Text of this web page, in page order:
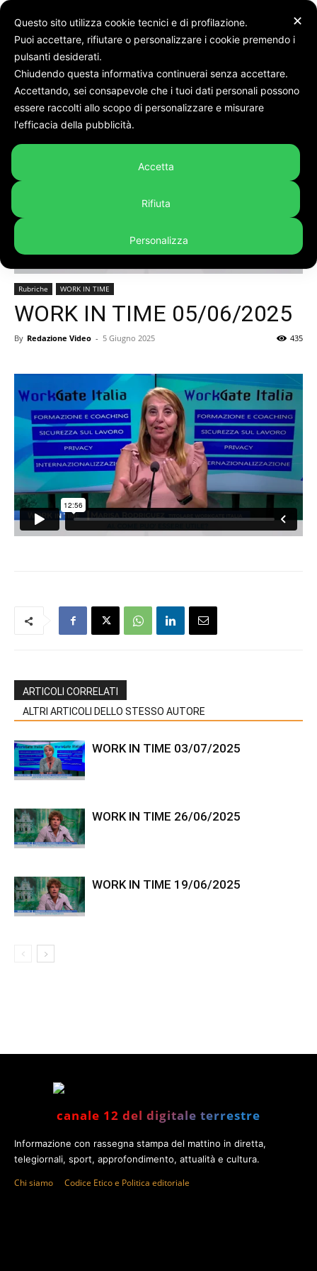
Rubriche WORK IN TIME
Rubriche WORK IN TIME
WORK IN TIME 05/06/2025
By Redazione Video - 5 Giugno 2025 435
ARTICOLI CORRELATI
ALTRI ARTICOLI DELLO STESSO AUTORE
WORK IN TIME 03/07/2025
WORK IN TIME 26/06/2025
WORK IN TIME 19/06/2025
canale 12 del digitale terrestre
Informazione con rassegna stampa del mattino in diretta,
telegiornali, sport, approfondimento, attualità e cultura.
Chi siamo Codice Etico e Politica editoriale
✕
Questo sito utilizza cookie tecnici e di profilazione.
Puoi accettare, rifiutare o personalizzare i cookie premendo i
pulsanti desiderati.
Chiudendo questa informativa continuerai senza accettare.
Accettando, sei consapevole che i tuoi dati personali possono
essere raccolti allo scopo di personalizzare e misurare
l'efficacia della pubblicità.
Accetta
Rifiuta
Personalizza